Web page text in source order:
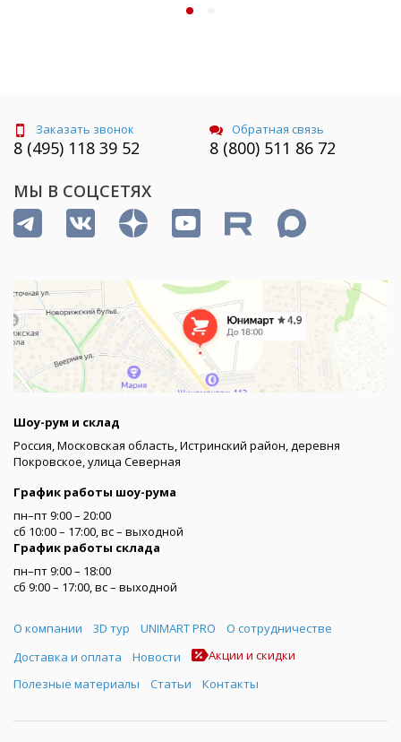
Заказать звонок
8 (495) 118 39 52
Обратная связь
8 (800) 511 86 72
МЫ В СОЦСЕТЯХ
Шоу-рум и склад
Россия, Московская область, Истринский район, деревня
Покровское, улица Северная
График работы шоу-рума
пн–пт 9:00 – 20:00
сб 10:00 – 17:00, вс – выходной
График работы склада
пн–пт 9:00 – 18:00
сб 9:00 – 17:00, вс – выходной
Меню
О компании 3D тур UNIMART PRO
О сотрудничестве
Доставка и оплата
Новости
Акции и скидки
Полезные материалы
Статьи Контакты